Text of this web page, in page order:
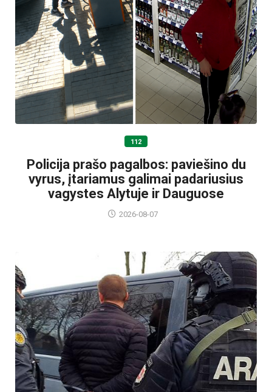
112
Policija prašo pagalbos: paviešino du
vyrus, įtariamus galimai padariusius
vagystes Alytuje ir Dauguose
2026-08-07